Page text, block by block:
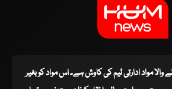
والا مواد ادارتی ٹیم کی کاوش ہے۔ اس مواد کو بغیر